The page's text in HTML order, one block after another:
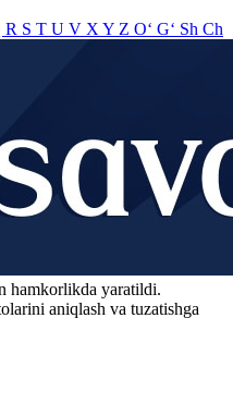
R S T U V X Y Z O‘ G‘ Sh Ch
hamkorlikda yaratildi.
aniqlash va tuzatishga